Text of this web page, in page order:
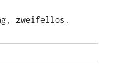
zweifellos.